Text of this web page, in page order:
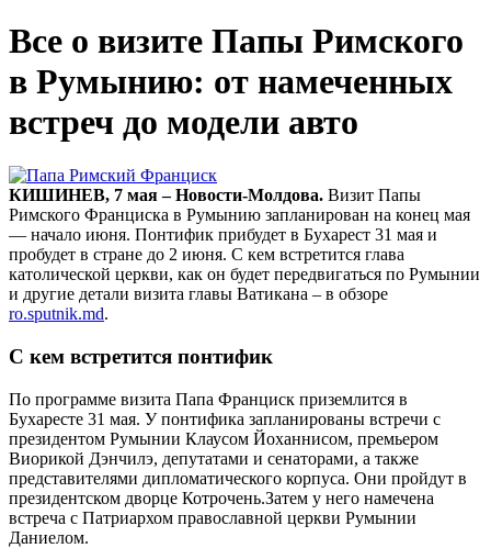
Все о визите Папы Римского
в Румынию: от намеченных
встреч до модели авто
КИШИНЕВ, 7 мая – Новости-Молдова. Визит Папы
Римского Франциска в Румынию запланирован на конец мая
— начало июня. Понтифик прибудет в Бухарест 31 мая и
пробудет в стране до 2 июня. С кем встретится глава
католической церкви, как он будет передвигаться по Румынии
и другие детали визита главы Ватикана – в обзоре
ro.sputnik.md.
С кем встретится понтифик
По программе визита Папа Франциск приземлится в
Бухаресте 31 мая. У понтифика запланированы встречи с
президентом Румынии Клаусом Йоханнисом, премьером
Виорикой Дэнчилэ, депутатами и сенаторами, а также
представителями дипломатического корпуса. Они пройдут в
президентском дворце Котрочень.Затем у него намечена
встреча с Патриархом православной церкви Румынии
Даниелом.